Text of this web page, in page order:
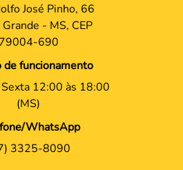
José Pinho, 66
- MS, CEP
79004-690
de funcionamento
Sexta 12:00 às 18:00
(MS)
WhatsApp
3325-8090